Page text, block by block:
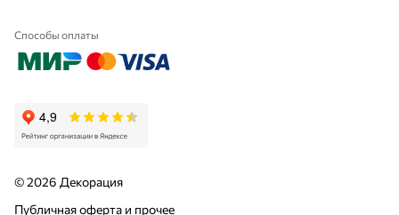
Способы оплаты
© 2026 Декорация
Публичная оферта и прочее